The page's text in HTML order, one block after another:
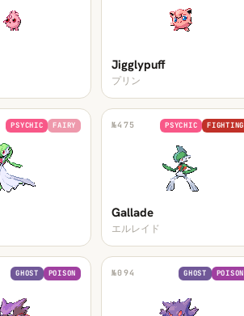
Jigglypuff
プリン
PSYCHIC FAIRY №475 PSYCHIC FIGHTING
Gallade
エルレイド
GHOST POISON №094 GHOST POISON